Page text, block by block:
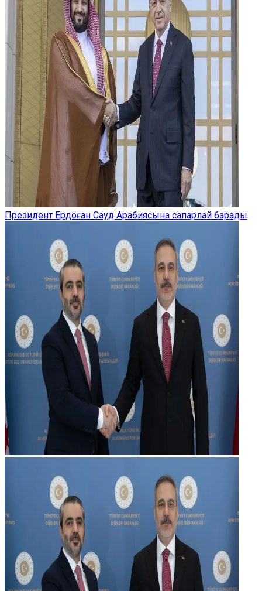
Президент Ердоған Сауд Арабиясына сапарлай барады